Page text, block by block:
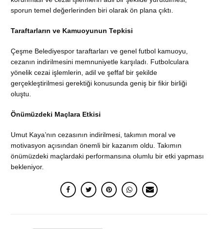
sporun temel değerlerinden biri olarak ön plana çıktı.
Taraftarların ve Kamuoyunun Tepkisi
Çeşme Belediyespor taraftarları ve genel futbol kamuoyu,
cezanın indirilmesini memnuniyetle karşıladı. Futbolculara
yönelik cezai işlemlerin, adil ve şeffaf bir şekilde
gerçekleştirilmesi gerektiği konusunda geniş bir fikir birliği
oluştu.
Önümüzdeki Maçlara Etkisi
Umut Kaya’nın cezasının indirilmesi, takımın moral ve
motivasyon açısından önemli bir kazanım oldu. Takımın
önümüzdeki maçlardaki performansına olumlu bir etki yapması
bekleniyor.